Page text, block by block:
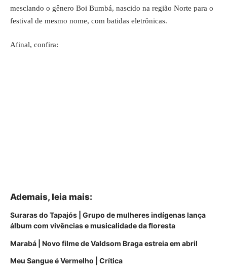
mesclando o gênero Boi Bumbá, nascido na região Norte para o
festival de mesmo nome, com batidas eletrônicas.
Afinal, confira:
Ademais, leia mais:
Suraras do Tapajós | Grupo de mulheres indígenas lança
álbum com vivências e musicalidade da floresta
Marabá | Novo filme de Valdsom Braga estreia em abril
Meu Sangue é Vermelho | Crítica